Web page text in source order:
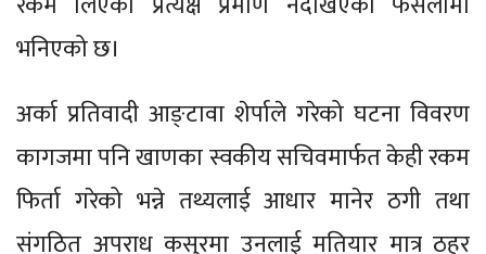
भनिएको छ।
अर्का प्रतिवादी आङ्टावा शेर्पाले गरेको घटना विवरण
कागजमा पनि खाणका स्वकीय सचिवमार्फत केही रकम
फिर्ता गरेको भन्ने तथ्यलाई आधार मानेर ठगी तथा
संगठित अपराध कसुरमा उनलाई मतियार मात्र ठहर